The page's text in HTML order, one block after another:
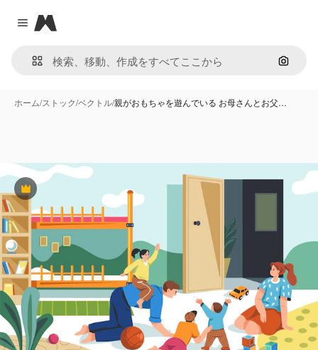
Close menu
Magnific
画像で
ホーム/ストック/ベクトル/親がおもちゃを遊んでいる お母さんとお父…
Premium